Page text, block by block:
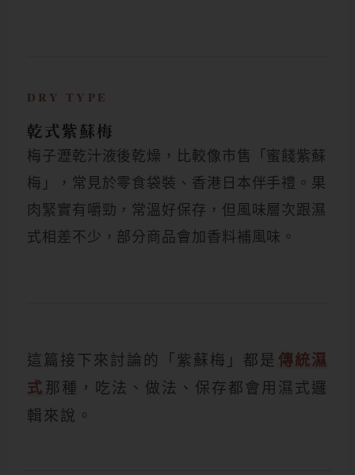
DRY TYPE
乾式紫蘇梅
梅子瀝乾汁液後乾燥，比較像市售「蜜餞紫蘇
梅」，常見於零食袋裝、香港日本伴手禮。果
肉緊實有嚼勁，常溫好保存，但風味層次跟濕
式相差不少，部分商品會加香料補風味。
這篇接下來討論的「紫蘇梅」都是 傳統濕
式 那種，吃法、做法、保存都會用濕式邏
輯來說。